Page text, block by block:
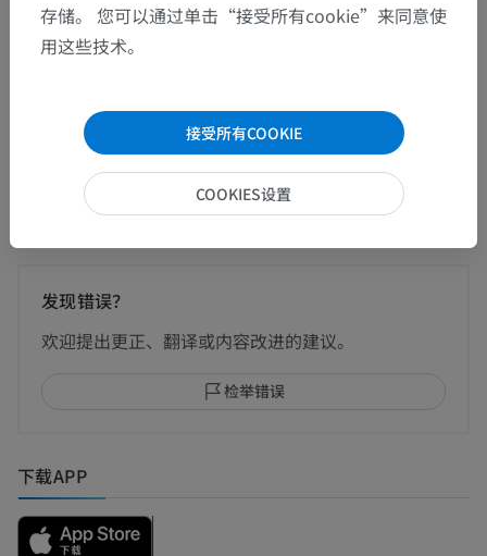
系统解剖学> 消化系统 > 口> 牙> 咬合曲线
发现错误？
欢迎提出更正、翻译或内容改进的建议。
检举错误
下载APP
存储。 您可以通过单击“接受所有cookie”来同意使
用这些技术。
接受所有COOKIE
COOKIES设置